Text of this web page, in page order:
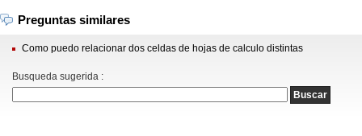
Preguntas similares
Como puedo relacionar dos celdas de hojas de calculo distintas
Busqueda sugerida :